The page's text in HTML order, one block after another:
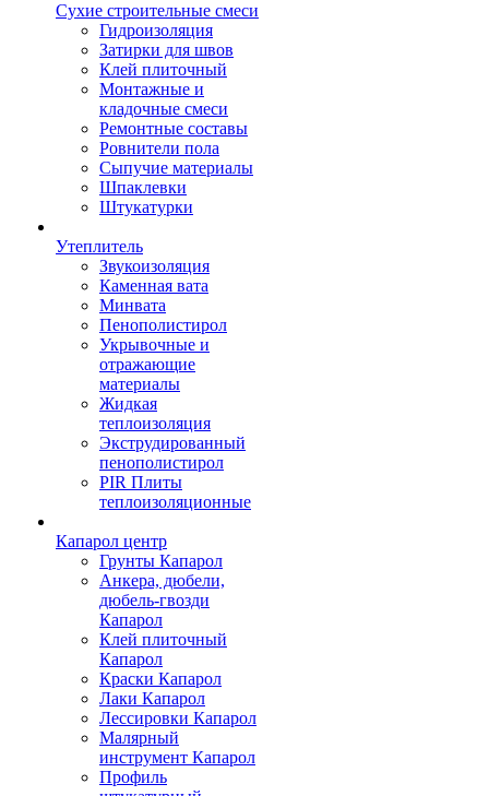
Сухие строительные смеси
Гидроизоляция
Затирки для швов
Клей плиточный
Монтажные и
кладочные смеси
Ремонтные составы
Ровнители пола
Сыпучие материалы
Шпаклевки
Штукатурки
Утеплитель
Звукоизоляция
Каменная вата
Минвата
Пенополистирол
Укрывочные и
отражающие
материалы
Жидкая
теплоизоляция
Экструдированный
пенополистирол
PIR Плиты
теплоизоляционные
Капарол центр
Грунты Капарол
Анкера, дюбели,
дюбель-гвозди
Капарол
Клей плиточный
Капарол
Краски Капарол
Лаки Капарол
Лессировки Капарол
Малярный
инструмент Капарол
Профиль